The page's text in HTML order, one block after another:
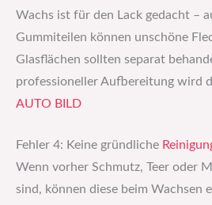
Wachs ist für den Lack gedacht –
Gummiteilen können unschöne
Glasflächen sollten separat
professioneller Aufbereitung wird
AUTO BILD
Fehler 4: Keine gründliche
Wenn vorher Schmutz, Teer oder
sind, können diese beim Wachsen